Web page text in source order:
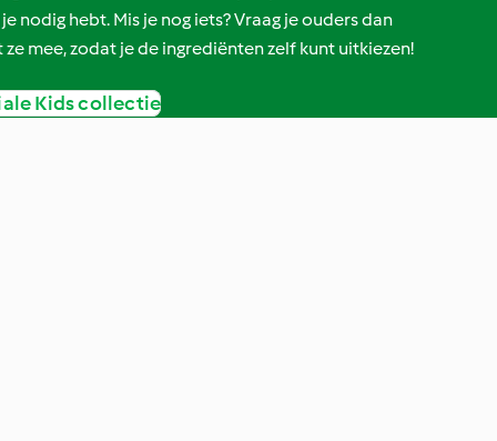
nodig hebt. Mis je nog iets? Vraag je ouders dan
mee, zodat je de ingrediënten zelf kunt uitkiezen!
Kids collectie